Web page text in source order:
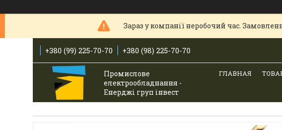
Зараз у компанії неробочий час.
+380 (99) 225-70-70 +380 (98) 225-70-70
Промислове
електрообладнання -
Енерджі груп інвест
ГЛАВНАЯ